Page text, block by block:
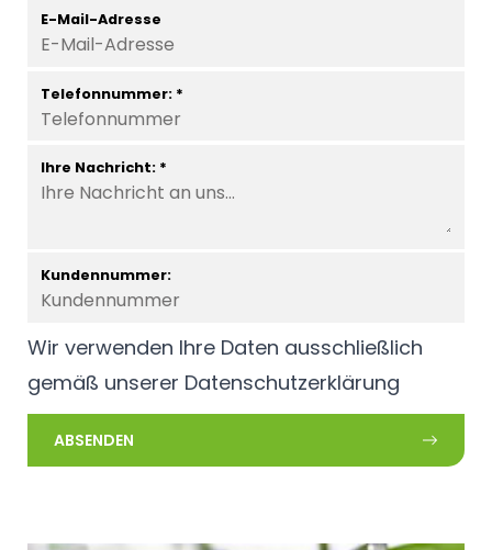
E-Mail-Adresse
Telefonnummer: *
Ihre Nachricht: *
Kundennummer:
Wir verwenden Ihre Daten ausschließlich
gemäß unserer Datenschutzerklärung
ABSENDEN